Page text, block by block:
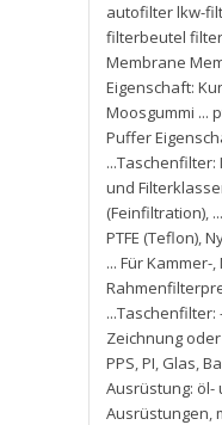
autofilter lkw-
filterbeutel
Membrane
Eigenschaft:
Moosgummi ...
Puffer
und
(Feinfiltration),
PTFE (Teflon),
... Für Kammer-,
...Taschenfilter:
Zeichnung
PPS,PI, Glas,
Ausrüstung:
Ausrüstungen,